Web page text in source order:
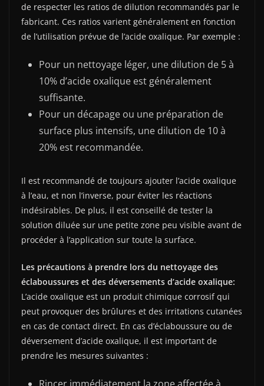
de respecter les ratios de dilution recommandés par le
fabricant. Ces ratios varient généralement en fonction
de l’utilisation prévue de l’acide oxalique. Par exemple :
Pour un nettoyage léger, une dilution de 5 à
10% d’acide oxalique est généralement
suffisante.
Pour un décapage ou une préparation de
surface plus intensifs, une dilution de 10 à
20% est recommandée.
Il est recommandé de toujours ajouter l’acide oxalique
à l’eau, et non l’inverse, pour éviter les réactions
indésirables. De plus, il est conseillé de tester la
solution diluée sur une petite zone peu visible avant de
procéder à l’application sur toute la surface.
Les précautions à prendre lors du nettoyage des
éclaboussures et des déversements d’acide oxalique:
L’acide oxalique est un produit chimique corrosif qui
peut provoquer des brûlures et des irritations cutanées
en cas de contact direct. En cas d’éclaboussure ou de
déversement d’acide oxalique, il est important de
prendre les mesures suivantes :
Rincer immédiatement la zone affectée à